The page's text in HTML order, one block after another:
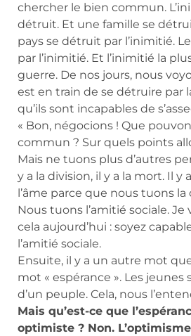
chercher le bien commun.
détruit. Et une famille se
pays se détruit par l’inimitié.
par l’inimitié. Et l’inimitié la
guerre. De nos jours, nous
est en train de se détruire par
qu’ils sont incapables de
« Bon, négocions ! Que
commun ? Sur quels points
Mais ne tuons plus d’autres
y a la division, il y a la mort. Il y
l’âme parce que nous tuons la
Nous tuons l’amitié sociale.
cela aujourd’hui : soyez
l’amitié sociale.
Ensuite, il y a un autre mot
mot « espérance ». Les jeunes
d’un peuple. Cela, nous
Mais qu’est-ce que
optimiste ? Non.